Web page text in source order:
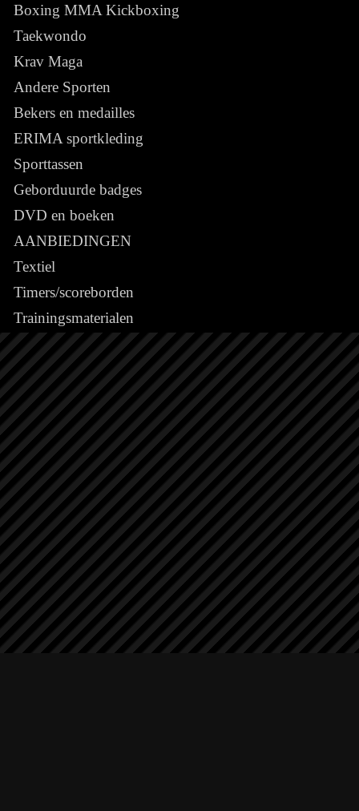
Boxing MMA Kickboxing
Taekwondo
Krav Maga
Andere Sporten
Bekers en medailles
ERIMA sportkleding
Sporttassen
Geborduurde badges
DVD en boeken
AANBIEDINGEN
Textiel
Timers/scoreborden
Trainingsmaterialen